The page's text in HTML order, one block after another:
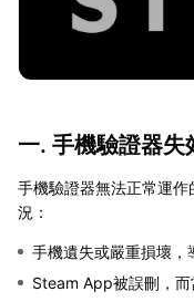
一. 手機驗證器失
手機驗證器無法正常運
況：
手機遺失或嚴重損壞，
Steam App被誤刪，而